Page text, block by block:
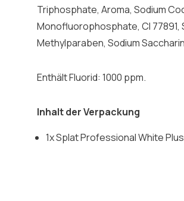
Triphosphate, Aroma, Sodium
Monofluorophosphate, CI 77891,
Methylparaben, Sodium
Enthält Fluorid: 1000 ppm.
Inhalt der Verpackung
1x Splat Professional White